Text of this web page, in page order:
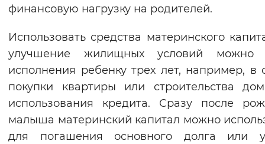
Вернуть стандартные настройки
финансовую нагрузку на родителей.
Использовать средства материнского
улучшение жилищных условий можно
исполнения ребенку трех лет, например, в
покупки квартиры или строительства
использования кредита. Сразу после
малыша материнский капитал можно
для погашения основного долга или